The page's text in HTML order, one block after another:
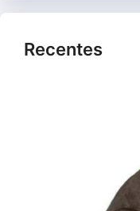
Recentes